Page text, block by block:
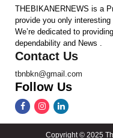
THEBIKANERNEWS is a
provide you only
We’re dedicated to
dependability and News .
Contact Us
tbnbkn@gmail.com
Follow Us
Copyright © 2025